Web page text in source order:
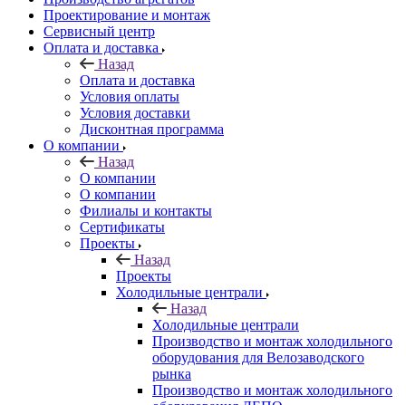
Проектирование и монтаж
Сервисный центр
Оплата и доставка
Назад
Оплата и доставка
Условия оплаты
Условия доставки
Дисконтная программа
О компании
Назад
О компании
О компании
Филиалы и контакты
Сертификаты
Проекты
Назад
Проекты
Холодильные централи
Назад
Холодильные централи
Производство и монтаж холодильного
оборудования для Велозаводского
рынка
Производство и монтаж холодильного